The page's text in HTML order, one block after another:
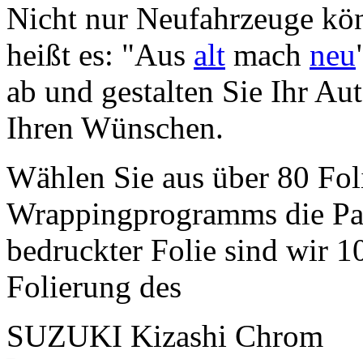
Nicht nur Neufahrzeuge
heißt es: "Aus alt mach neu
ab und gestalten Sie Ihr
Ihren Wünschen.
Wählen Sie aus über 80
Wrappingprogramms die
bedruckter Folie sind wir
Folierung des
SUZUKI Kizashi Chrom